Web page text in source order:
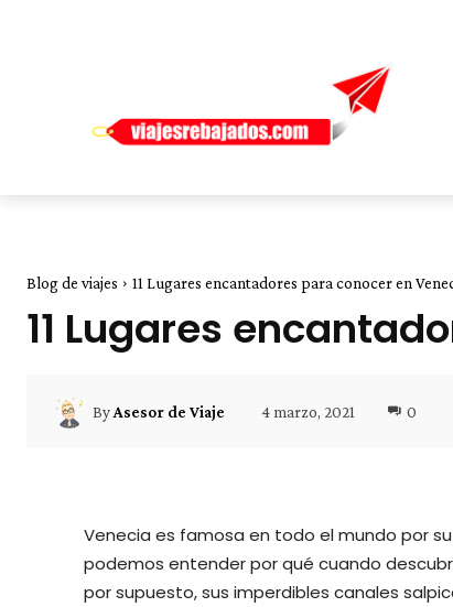
Blog de viajes 11 Lugares encantadores para conocer en
11 Lugares
ByAsesor de Viaje 4 marzo, 2021 0
Venecia es famosa en todo el mundo por
podemos entender por qué cuando
por supuesto, sus imperdibles canales